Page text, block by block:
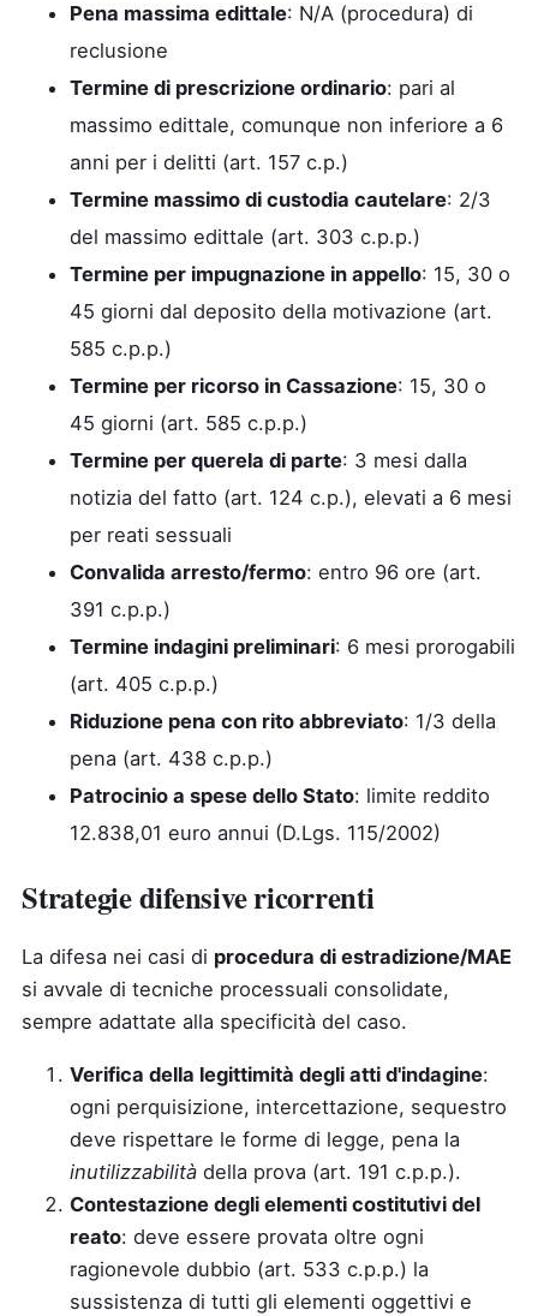
Pena massima edittale: N/A (procedura) di
reclusione
Termine di prescrizione ordinario: pari al
massimo edittale, comunque non inferiore a 6
anni per i delitti (art. 157 c.p.)
Termine massimo di custodia cautelare: 2/3
del massimo edittale (art. 303 c.p.p.)
Termine per impugnazione in appello: 15, 30 o
45 giorni dal deposito della motivazione (art.
585 c.p.p.)
Termine per ricorso in Cassazione: 15, 30 o
45 giorni (art. 585 c.p.p.)
Termine per querela di parte: 3 mesi dalla
notizia del fatto (art. 124 c.p.), elevati a 6 mesi
per reati sessuali
Convalida arresto/fermo: entro 96 ore (art.
391 c.p.p.)
Termine indagini preliminari: 6 mesi prorogabili
(art. 405 c.p.p.)
Riduzione pena con rito abbreviato: 1/3 della
pena (art. 438 c.p.p.)
Patrocinio a spese dello Stato: limite reddito
12.838,01 euro annui (D.Lgs. 115/2002)
Strategie difensive ricorrenti
La difesa nei casi di procedura di estradizione/MAE
si avvale di tecniche processuali consolidate,
sempre adattate alla specificità del caso.
Verifica della legittimità degli atti d'indagine:
ogni perquisizione, intercettazione, sequestro
deve rispettare le forme di legge, pena la
inutilizzabilità della prova (art. 191 c.p.p.).
Contestazione degli elementi costitutivi del
reato: deve essere provata oltre ogni
ragionevole dubbio (art. 533 c.p.p.) la
sussistenza di tutti gli elementi oggettivi e